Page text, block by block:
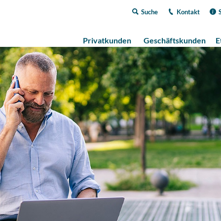
Suche Kontakt
Privatkunden Geschäftskunden